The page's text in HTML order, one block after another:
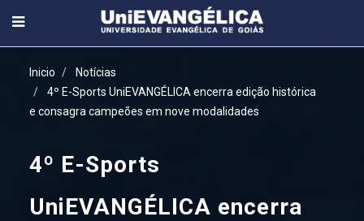
Inicio
Notícias
4º E-Sports UniEVANGÉLICA encerra edição histórica
e consagra campeões em nove modalidades
4º E-Sports
UniEVANGÉLICA encerra